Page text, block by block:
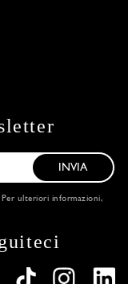
INVIA
ulteriori informazioni,